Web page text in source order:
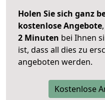
Holen Sie sich ganz
kostenlose Angebote
2 Minuten bei Ihnen
ist, dass all dies zu
angeboten werden.
Kostenlose